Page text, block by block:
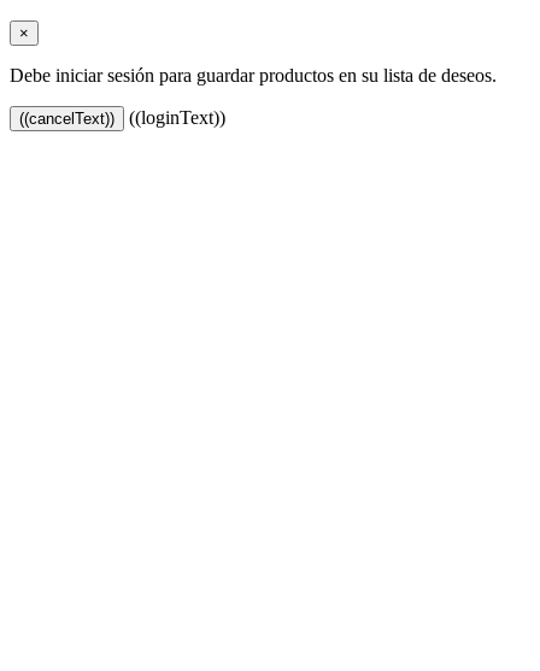
×
Debe iniciar sesión para guardar productos en su lista de deseos.
((cancelText)) ((loginText))